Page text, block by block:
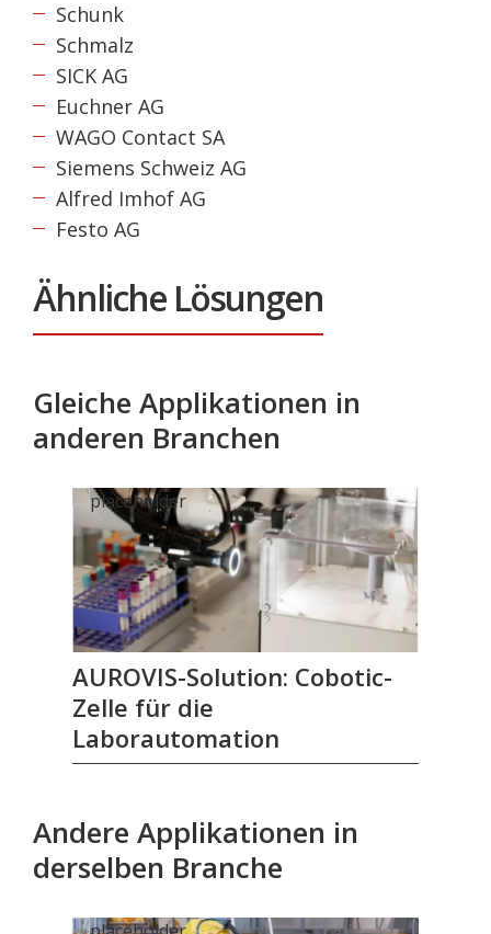
Schunk
Schmalz
SICK AG
Euchner AG
WAGO Contact SA
Siemens Schweiz AG
Alfred Imhof AG
Festo AG
Ähnliche Lösungen
Gleiche Applikationen in
anderen Branchen
AUROVIS-Solution: Cobotic-
Zelle für die
Laborautomation
Andere Applikationen in
derselben Branche